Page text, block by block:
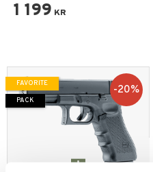
1 199 KR
20%
FAVORITE
PACK